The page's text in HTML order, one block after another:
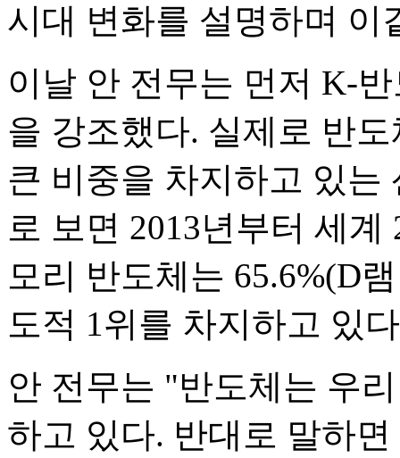
시대 변화를 설명하며 이
이날 안 전무는 먼저 K-
을 강조했다. 실제로 반
큰 비중을 차지하고 있는
로 보면 2013년부터 세
모리 반도체는 65.6%(D
도적 1위를 차지하고 있
안 전무는 "반도체는 우
하고 있다. 반대로 말하